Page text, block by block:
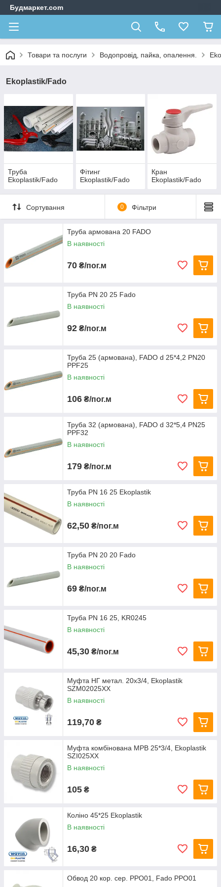
Будмаркет.com
Товари та послуги Водопровід, пайка, опалення.
Ekoplastik/Fado
Труба
Ekoplastik/Fado
Фітинг
Ekoplastik/Fado
Кран
Ekoplastik/Fado
Сортування 0 Фільтри
Труба армована 20 FADO
В наявності
70 ₴/пог.м
Труба PN 20 25 Fado
В наявності
92 ₴/пог.м
Труба 25 (армована), FADO d 25*4,2 PN20
PPF25
В наявності
106 ₴/пог.м
Труба 32 (армована), FADO d 32*5,4 PN25
PPF32
В наявності
179 ₴/пог.м
Труба PN 16 25 Ekoplastik
В наявності
62,50 ₴/пог.м
Труба PN 20 20 Fado
В наявності
69 ₴/пог.м
Труба PN 16 25, KR0245
В наявності
45,30 ₴/пог.м
Муфта НГ метал. 20х3/4, Ekoplastik
SZM02025XX
В наявності
119,70 ₴
Муфта комбінована МРВ 25*3/4, Ekoplastik
SZI025XX
В наявності
105 ₴
Коліно 45*25 Ekoplastik
В наявності
16,30 ₴
Обвод 20 кор. сер. PPO01, Fado PPO01